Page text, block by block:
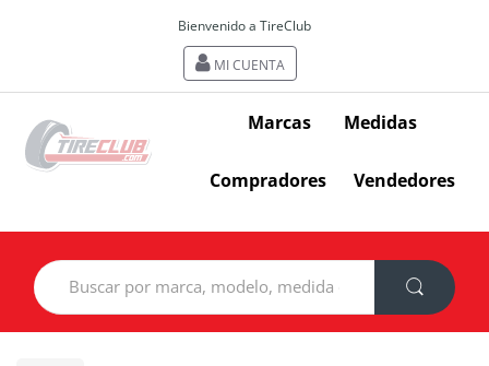
Bienvenido a TireClub
MI CUENTA
Marcas Medidas
Compradores Vendedores
Search
for: